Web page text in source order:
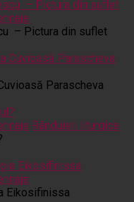
– Pictura din suflet
Parascheva
Rânduieli liturgice
Eikosifinissa